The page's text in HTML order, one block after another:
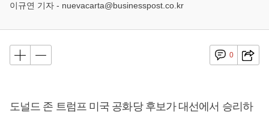
이규연 기자 - nuevacarta@businesspost.co.kr
0
도널드 존 트럼프 미국 공화당 후보가 대선에서 승리하